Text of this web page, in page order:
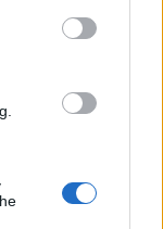
a
nella